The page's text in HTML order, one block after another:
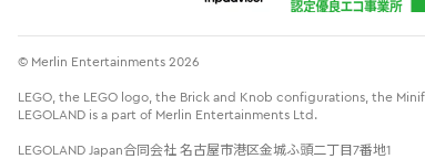
© Merlin Entertainments 2026
LEGO, the LEGO logo, the Brick and Knob configurations, the
LEGOLAND is a part of Merlin Entertainments Ltd.
LEGOLAND Japan合同会社 名古屋市港区金城ふ頭二丁目7番地1